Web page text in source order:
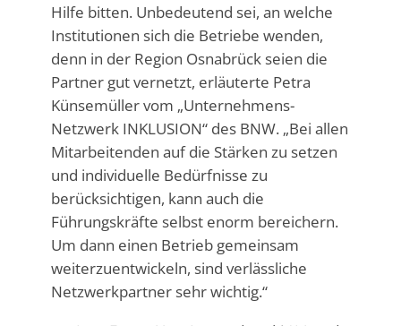
Hilfe bitten. Unbedeutend sei, an welche
Institutionen sich die Betriebe wenden,
denn in der Region Osnabrück seien die
Partner gut vernetzt, erläuterte Petra
Künsemüller vom „Unternehmens-
Netzwerk INKLUSION“ des BNW. „Bei allen
Mitarbeitenden auf die Stärken zu setzen
und individuelle Bedürfnisse zu
berücksichtigen, kann auch die
Führungskräfte selbst enorm bereichern.
Um dann einen Betrieb gemeinsam
weiterzuentwickeln, sind verlässliche
Netzwerkpartner sehr wichtig.“